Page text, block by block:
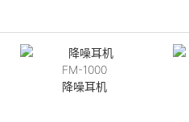
FM-1000
降噪耳机